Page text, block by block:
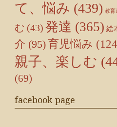
て、悩み (439) 教育
む (43) 発達 (365) 絵
介 (95)育児悩み
親子、楽しむ
(69)
facebook page